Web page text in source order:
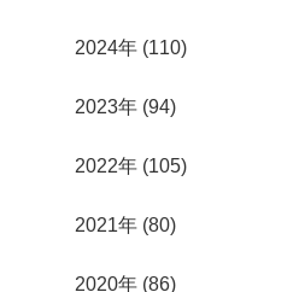
2024年 (110)
2023年 (94)
2022年 (105)
2021年 (80)
2020年 (86)